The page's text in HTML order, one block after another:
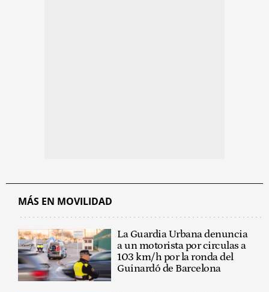
MÁS EN MOVILIDAD
La Guardia Urbana denuncia
a un motorista por circulas a
103 km/h por la ronda del
Guinardó de Barcelona